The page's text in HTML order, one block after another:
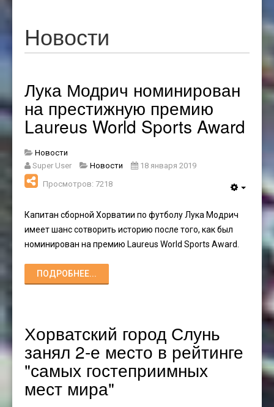
Новости
Лука Модрич номинирован
на престижную премию
Laureus World Sports Award
Новости
Super User
Новости
18 января 2019
Просмотров: 7218
Капитан сборной Хорватии по футболу Лука Модрич
имеет шанс сотворить историю после того, как был
номинирован на премию Laureus World Sports Award.
ПОДРОБНЕЕ...
Хорватский город Слунь
занял 2-е место в рейтинге
"самых гостеприимных
мест мира"